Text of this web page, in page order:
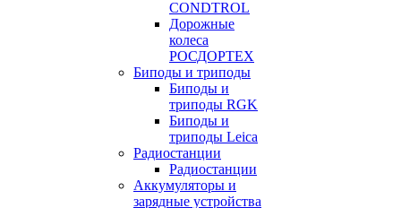
CONDTROL
Дорожные
колеса
РОСДОРТЕХ
Биподы и триподы
Биподы и
триподы RGK
Биподы и
триподы Leica
Радиостанции
Радиостанции
Аккумуляторы и
зарядные устройства